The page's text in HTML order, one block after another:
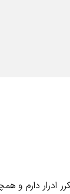
و مجرد هستم.4 ماهی است